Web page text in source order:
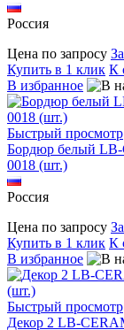
Россия
Цена по запросу
Купить в 1 клик К
В избранное
Быстрый просмотр
Бордюр белый
0018 (шт.)
Россия
Цена по запросу
Купить в 1 клик К
В избранное
Быстрый просмотр
Декор 2 LB-